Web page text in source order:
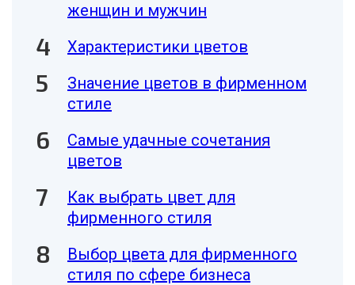
женщин и мужчин
Характеристики цветов
Значение цветов в фирменном
стиле
Самые удачные сочетания
цветов
Как выбрать цвет для
фирменного стиля
Выбор цвета для фирменного
стиля по сфере бизнеса